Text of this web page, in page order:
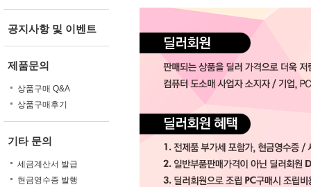
공지사항 및 이벤트
제품문의
상품구매 Q&A
상품구매후기
기타 문의
세금계산서 발급
현금영수증 발행